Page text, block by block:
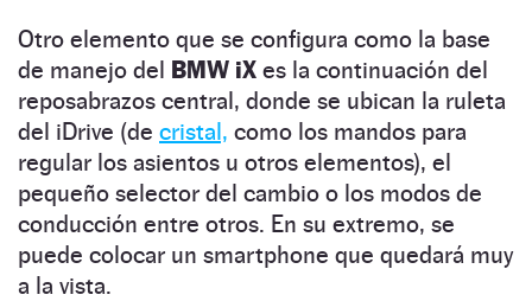
Otro elemento que se configura como la base
de manejo del BMW iX es la continuación del
reposabrazos central, donde se ubican la ruleta
del iDrive (de cristal, como los mandos para
regular los asientos u otros elementos), el
pequeño selector del cambio o los modos de
conducción entre otros. En su extremo, se
puede colocar un smartphone que quedará muy
a la vista.